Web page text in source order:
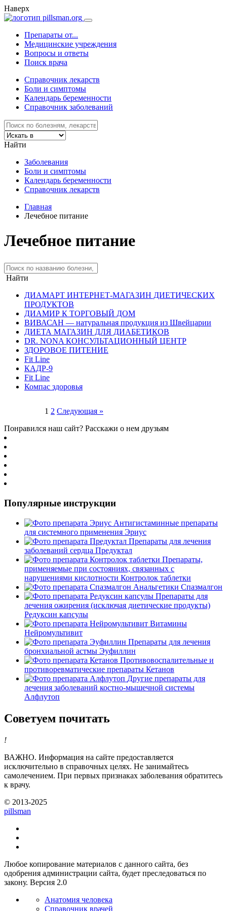
Наверх
Препараты от...
Медицинские учреждения
Вопросы и ответы
Поиск врача
Справочник лекарств
Боли и симптомы
Календарь беременности
Справочник заболеваний
Найти
Заболевания
Боли и симптомы
Календарь беременности
Справочник лекарств
Главная
Лечебное питание
Лечебное питание
Найти
ДИАМАРТ ИНТЕРНЕТ-МАГАЗИН ДИЕТИЧЕСКИХ
ПРОДУКТОВ
ДИАМИР К ТОРГОВЫЙ ДОМ
ВИВАСАН — натуральная продукция из Швейцарии
ДИЕТА МАГАЗИН ДЛЯ ДИАБЕТИКОВ
DR. NONA КОНСУЛЬТАЦИОННЫЙ ЦЕНТР
ЗДОРОВОЕ ПИТЕНИЕ
Fit Line
КАДР-9
Fit Line
Компас здоровья
Пагинация
записей
1 2 Следующая »
Понравился наш сайт? Расскажи о нем друзьям
Популярные инструкции
Антигистаминные препараты
для системного применения Эриус
Препараты для лечения
заболеваний сердца Предуктал
Препараты,
применяемые при состояниях, связанных с
нарушениями кислотности Контролок таблетки
Анальгетики Спазмалгон
Препараты для
лечения ожирения (исключая диетические продукты)
Редуксин капсулы
Витамины
Нейромультивит
Препараты для лечения
бронхиальной астмы Эуфиллин
Противовоспалительные и
противоревматические препараты Кетанов
Другие препараты для
лечения заболеваний костно-мышечной системы
Алфлутоп
Советуем почитать
!
ВАЖНО. Информация на сайте предоставляется
исключительно в справочных целях. Не занимайтесь
самолечением. При первых признаках заболевания обратитесь
к врачу.
© 2013-2025
pillsman
Любое копирование материалов с данного сайта, без
одобрения администрации сайта, будет преследоваться по
закону. Версия 2.0
Анатомия человека
Справочник врачей